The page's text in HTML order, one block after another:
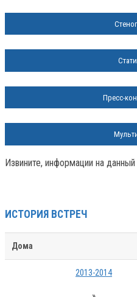
Пресс-
Извините, информации на
ИСТОРИЯ ВСТРЕЧ
Дома
2013-2014